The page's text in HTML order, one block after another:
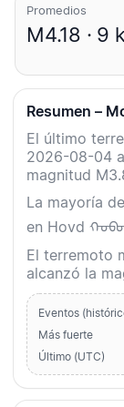
Promedios
M4.18 · 9
Resumen –
El último
2026-08-04
magnitud
La mayoría
en Hovd
El terremoto
alcanzó la
Eventos
Más fuerte
Último (UTC)